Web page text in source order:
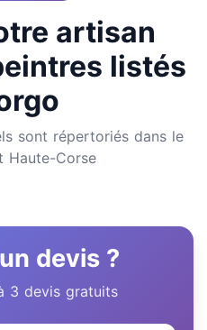
artisan
listés
sont répertoriés dans le
Haute-Corse
devis ?
3 devis gratuits